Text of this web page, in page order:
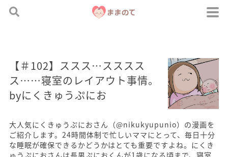
【＃102】ススス…スススス
ス……寝室のレイアウト事情。
byにくきゅうぷにお
大人気にくきゅうぷにおさん（@nikukyupunio）の漫画を
ご紹介します。24時間体制で忙しいママにとって、毎日十分
な睡眠が確保できるかどうかはとても重要ですよね。にくき
ゅうぷにおさんは長男ぷにおくんが1歳になる頃まで、寝室